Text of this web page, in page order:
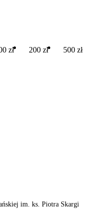
zł 200 zł 500 zł
im. ks. Piotra Skargi